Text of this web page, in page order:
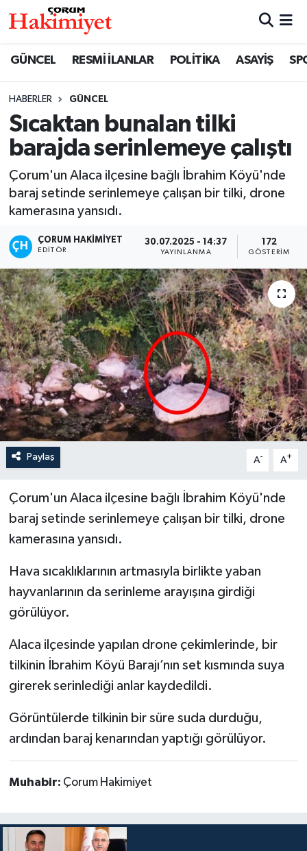
GÜNCEL RESMİ İLANLAR POLİTİKA ASAYİŞ
HABERLER GÜNCEL
Sıcaktan bunalan tilki
barajda serinlemeye çalıştı
Çorum'un Alaca ilçesine bağlı İbrahim Köyü'nde
baraj setinde serinlemeye çalışan bir tilki, drone
kamerasına yansıdı.
ÇORUM HAKIMIYET
EDITÖR
30.07.2025 - 14:37
YAYINLANMA
172
GÖSTERIM
Paylaş A- A+
Çorum'un Alaca ilçesine bağlı İbrahim Köyü'nde
baraj setinde serinlemeye çalışan bir tilki, drone
kamerasına yansıdı.
Hava sıcaklıklarının artmasıyla birlikte yaban
hayvanlarının da serinleme arayışına girdiği
görülüyor.
Alaca ilçesinde yapılan drone çekimlerinde, bir
tilkinin İbrahim Köyü Barajı’nın set kısmında suya
girerek serinlediği anlar kaydedildi.
Görüntülerde tilkinin bir süre suda durduğu,
ardından baraj kenarından yaptığı görülüyor.
Muhabir: Çorum Hakimiyet
SAĞLIK
ASAYİŞ
EKONOMİ
EĞİTİM
İLÇELER
OTOPARK
TEKNOLOJİ
Nöbetçi Eczaneler
Çorum Namaz Vakitleri
Trafik Durumu
Süper Lig Puan Durumu ve Fikstür
Haber Arşivi